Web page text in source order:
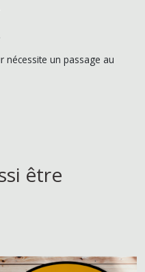
nécessite un passage au
être